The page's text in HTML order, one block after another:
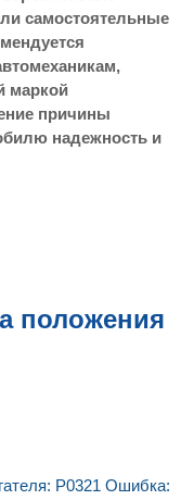
самостоятельные
маркой
причины
надежность и
положения
P0321 Ошибка: